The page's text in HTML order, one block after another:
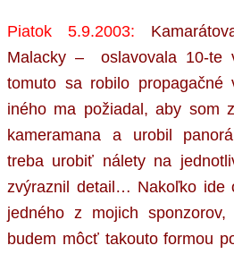
Piatok 5.9.2003:
Malacky – oslavovala 10-te
tomuto sa robilo propagačné
iného ma požiadal, aby som
kameramana a urobil
treba urobiť nálety na
zvýraznil detail… Nakoľko ide
jedného z mojich
budem môcť takouto formou